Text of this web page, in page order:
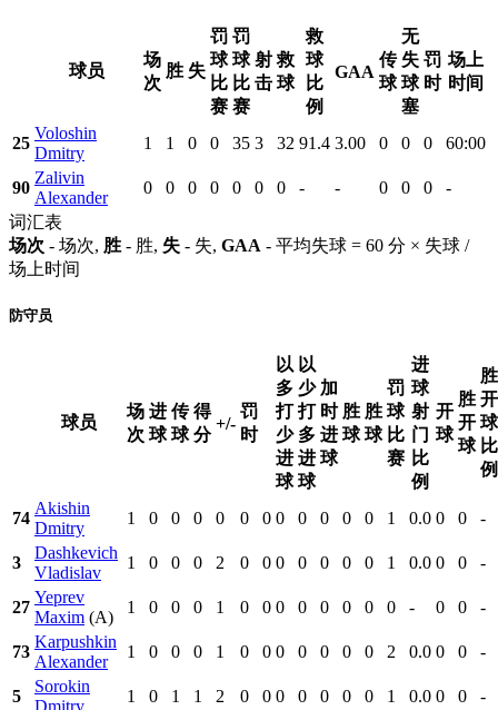
球员
场
次
胜 失
罚
球
比
赛
罚
球
比
赛
射
击
救
球
救
球
比
例
GAA
传
球
无
失
球
塞
罚
时
场上
时间
25
Voloshin
Dmitry
1 1 0 0 35 3 32 91.4 3.00 0 0 0 60:00
90
Zalivin
Alexander
0 0 0 0 0 0 0 - - 0 0 0
-
词汇表
场次 - 场次, 胜 - 胜, 失 - 失, GAA - 平均失球 = 60 分 × 失球 /
场上时间
防守员
球员
场
次
进
球
传
球
得
分
+/-
罚
时
以
多
打
少
进
球
以
少
打
多
进
球
加
时
进
球
胜
球
胜
球
罚
球
比
赛
进
球
射
门
比
例
开
球
胜
开
球
胜
开
球
比
例
74
Akishin
Dmitry
1 0 0 0 0 0 0 0 0 0 0 0 1 0.0 0 0 -
3
Dashkevich
Vladislav
1 0 0 0 2 0 0 0 0 0 0 0 1 0.0 0 0 -
27
Yeprev
Maxim (A)
1 0 0 0 1 0 0 0 0 0 0 0 0 - 0 0 -
73
Karpushkin
Alexander
1 0 0 0 1 0 0 0 0 0 0 0 2 0.0 0 0 -
5
Sorokin
Dmitry
1 0 1 1 2 0 0 0 0 0 0 0 1 0.0 0 0 -